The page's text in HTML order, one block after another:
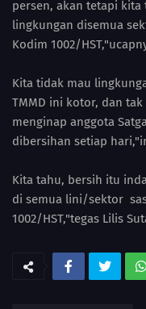
persen, akan tetapi kita
lingkungan disemua
Kodim 1002/
Kita tidak mau
TMMD ini kotor, dan
menginap anggota
dibersihan setiap
Kita tahu, bersih itu
di semua lini/sektor
1002/HST,"tegas Lilis